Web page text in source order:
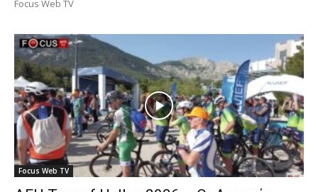
Focus Web TV
Focus Web TV